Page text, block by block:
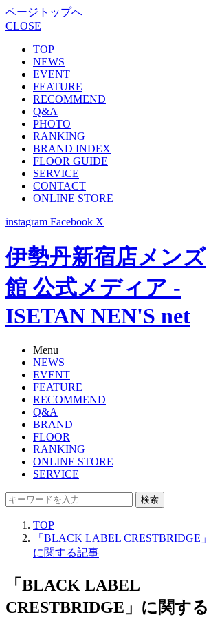
ページトップへ
CLOSE
TOP
NEWS
EVENT
FEATURE
RECOMMEND
Q&A
PHOTO
RANKING
BRAND INDEX
FLOOR GUIDE
SERVICE
CONTACT
ONLINE STORE
instagram Facebook X
伊勢丹新宿店メンズ
館 公式メディア -
ISETAN NEN'S net
Menu
NEWS
EVENT
FEATURE
RECOMMEND
Q&A
BRAND
FLOOR
RANKING
ONLINE STORE
SERVICE
検索
TOP
「BLACK LABEL CRESTBRIDGE」
に関する記事
「BLACK LABEL
CRESTBRIDGE」に関する